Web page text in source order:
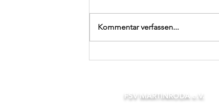
Glücklicher Sieg an der
Kommentar verfassen...
FSV MARTINRODA e.V.